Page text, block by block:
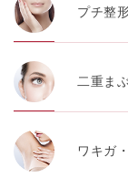
プチ整
二重ま
ワキガ